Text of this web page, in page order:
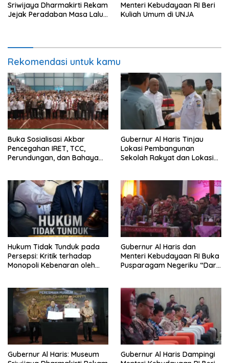
Sriwijaya Dharmakirti Rekam
Jejak Peradaban Masa Lalu
Menteri Kebudayaan RI Beri
Kuliah Umum di UNJA
Rekomendasi untuk kamu
Buka Sosialisasi Akbar
Pencegahan IRET, TCC,
Perundungan, dan Bahaya
bisa jaga diri, 60% masa
depan sudah ada di tangan”
Gubernur Al Haris Tinjau
Lokasi Pembangunan
Sekolah Rakyat dan Lokasi
Hukum Tidak Tunduk pada
Persepsi: Kritik terhadap
Monopoli Kebenaran oleh
Gubernur Al Haris dan
Menteri Kebudayaan RI Buka
Pusparagam Negeriku “Dari
dan Dorong Ekonomi Kreatif
Gubernur Al Haris: Museum
Gubernur Al Haris Dampingi